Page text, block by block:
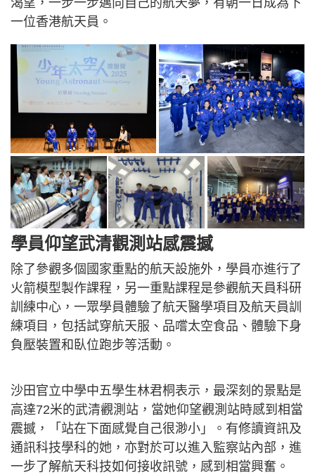
渴望，一步一步邁向自己的航天夢，有朝一日成為下
一位香港航天員。
學員仰望武清觀測站感震撼
除了參觀多個國家重點的航天設施外，學員亦進行了
火箭模型製作課程，另一重點課程是參觀航天員科研
訓練中心，一眾學員體驗了航天醫學項目及航天員訓
練項目，包括試穿航天服、品嚐太空食品、體驗下身
負壓裝置和臥位跑步等活動。
沙田官立中學中五學生林君桐表示，最深刻的景點是
高達72米的武清觀測站，當她仰望觀測站時感到相當
震撼，「站在下面感覺自己很渺小」。有修讀資訊及
通訊科技學科的她，亦對於可以進入監察站內部，進
一步了解航天科技如何接收訊號，感到相當興奮。